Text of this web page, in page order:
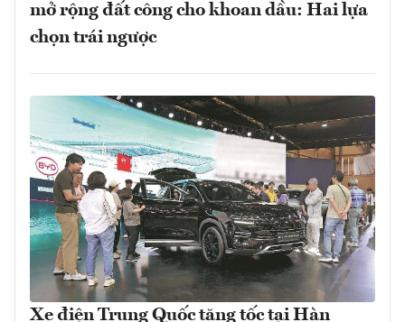
mở rộng đất công cho khoan dầu: Hai lựa
chọn trái ngược
Xe điện Trung Quốc tăng tốc tại Hàn